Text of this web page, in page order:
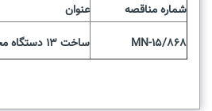
شماره مناقصه
عنوان
MN-15/868
ساخت 13 دستگاه مخزن تصفيه خانه پساب صنعتي